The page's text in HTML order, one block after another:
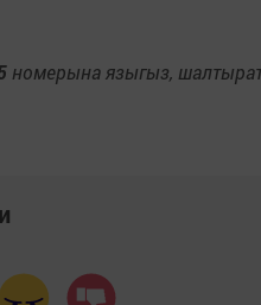
номерына языгыз,